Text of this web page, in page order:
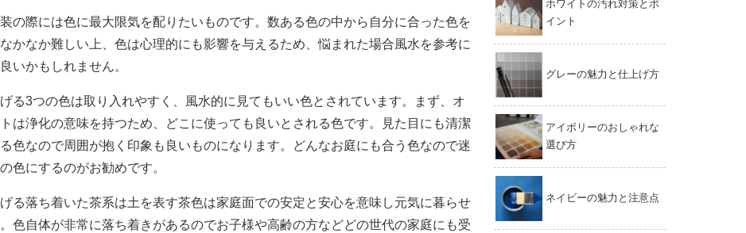
の際には色に最大限気を配りたいものです。数ある色の中から自分に合った色を
かなか難しい上、色は心理的にも影響を与えるため、悩まれた場合風水を参考に
いかもしれません。
る3つの色は取り入れやすく、風水的に見てもいい色とされています。まず、オ
は浄化の意味を持つため、どこに使っても良いとされる色です。見た目にも清潔
色なので周囲が抱く印象も良いものになります。どんなお庭にも合う色なので迷
色にするのがお勧めです。
る落ち着いた茶系は土を表す茶色は家庭面での安定と安心を意味し元気に暮らせ
色自体が非常に落ち着きがあるのでお子様や高齢の方などどの世代の家庭にも受
ホワイトの汚れ対策とポ
イント
グレーの魅力と仕上げ方
アイボリーのおしゃれな
選び方
ネイビーの魅力と注意点